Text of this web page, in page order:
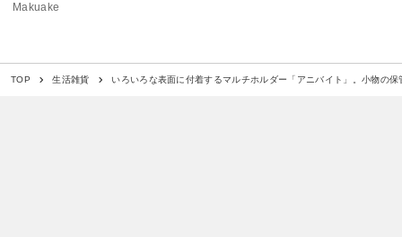
Makuake
TOP 生活雑貨 いろいろな表面に付着するマルチホルダー「アニバイト」。小物の保